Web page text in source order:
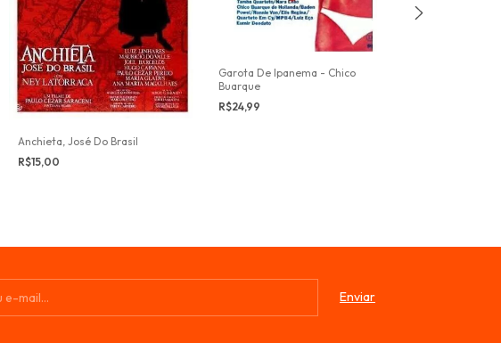
Anchieta, José Do Brasil
R$15,00
Garota De Ipanema - Chico
Buarque
R$24,99